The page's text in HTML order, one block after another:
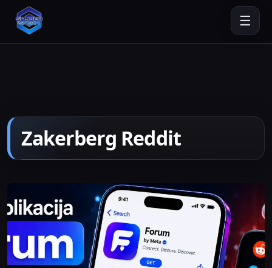
☰
Zakerberg Reddit